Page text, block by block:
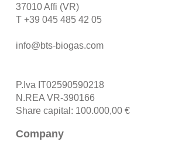
37010 Affi (VR)
T +39 045 485 42 05
info@bts-biogas.com
P.Iva IT02590590218
N.REA VR-390166
Share capital: 100.000,00 €
Company